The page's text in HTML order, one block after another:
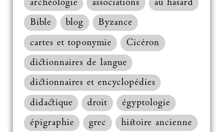
archéologie
associations
au hasard
Bible
blog
Byzance
cartes et toponymie
Cicéron
dictionnaires de langue
dictionnaires et encyclopédies
didactique
droit
égyptologie
épigraphie
grec
histoire ancienne